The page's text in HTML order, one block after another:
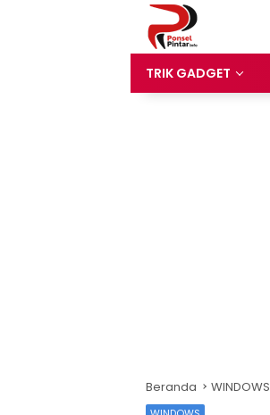
TRIK GADGET
Beranda WINDOWS